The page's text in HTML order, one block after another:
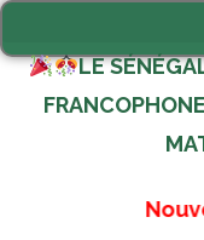
LE